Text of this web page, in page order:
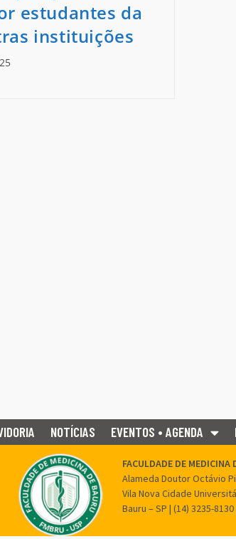
estudantes da
instituições
NOTÍCIAS EVENTOS • AGENDA
FACULDADE DE MEDICINA
Alameda Doutor Octávio
Vila Nova Cidade
Bauru – SP | (14) 3235-